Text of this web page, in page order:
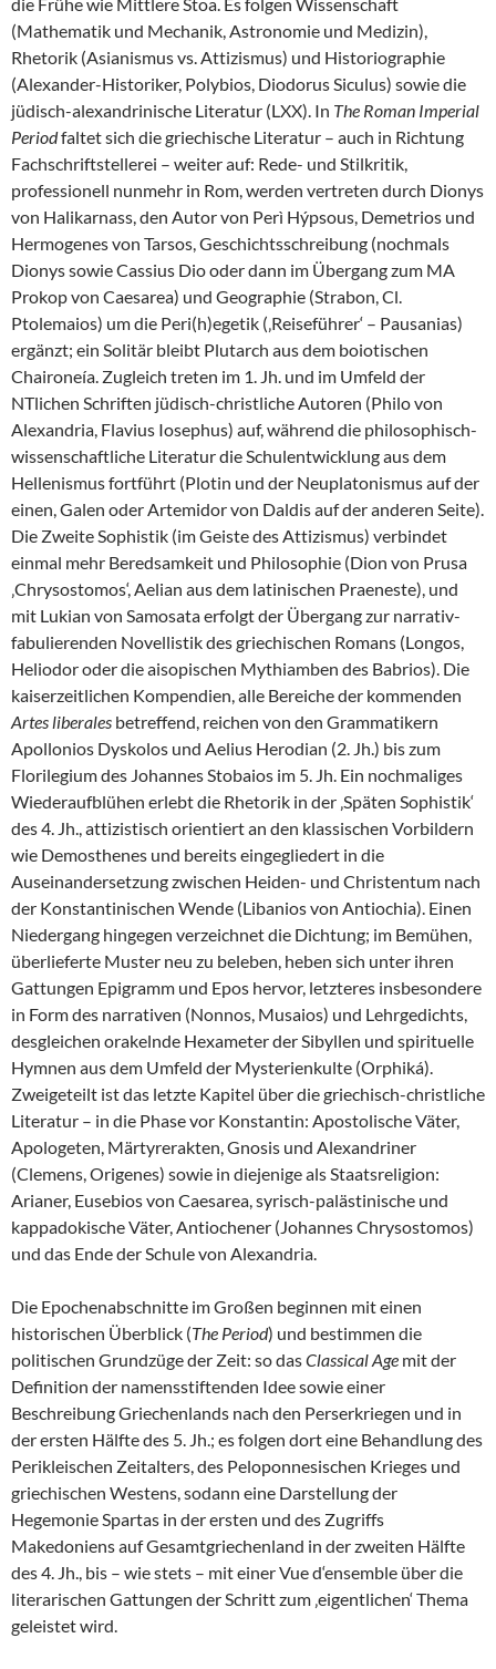
(Mathematik und Mechanik, Astronomie und Medizin),
Rhetorik (Asianismus vs. Attizismus) und Historiographie
(Alexander-Historiker, Polybios, Diodorus Siculus) sowie die
jüdisch-alexandrinische Literatur (LXX). In The Roman Imperial
Periodfaltet sich die griechische Literatur – auch in Richtung
Fachschriftstellerei – weiter auf: Rede- und Stilkritik,
professionell nunmehr in Rom, werden vertreten durch Dionys
von Halikarnass, den Autor von Perì Hýpsous, Demetrios und
Hermogenes von Tarsos, Geschichtsschreibung (nochmals
Dionys sowie Cassius Dio oder dann im Übergang zum MA
Prokop von Caesarea) und Geographie (Strabon, Cl.
Ptolemaios) um die Peri(h)egetik (‚Reiseführer‘ – Pausanias)
ergänzt; ein Solitär bleibt Plutarch aus dem boiotischen
Chaironeía. Zugleich treten im 1. Jh. und im Umfeld der
NTlichen Schriften jüdisch-christliche Autoren (Philo von
Alexandria, Flavius Iosephus) auf, während die philosophisch-
wissenschaftliche Literatur die Schulentwicklung aus dem
Hellenismus fortführt (Plotin und der Neuplatonismus auf der
einen, Galen oder Artemidor von Daldis auf der anderen Seite).
Die Zweite Sophistik (im Geiste des Attizismus) verbindet
einmal mehr Beredsamkeit und Philosophie (Dion von Prusa
‚Chrysostomos‘, Aelian aus dem latinischen Praeneste), und
mit Lukian von Samosata erfolgt der Übergang zur narrativ-
fabulierenden Novellistik des griechischen Romans (Longos,
Heliodor oder die aisopischen Mythiamben des Babrios). Die
kaiserzeitlichen Kompendien, alle Bereiche der kommenden
Artes liberales betreffend, reichen von den Grammatikern
Apollonios Dyskolos und Aelius Herodian (2. Jh.) bis zum
Florilegium des Johannes Stobaios im 5. Jh. Ein nochmaliges
Wiederaufblühen erlebt die Rhetorik in der ‚Späten Sophistik‘
des 4. Jh., attizistisch orientiert an den klassischen Vorbildern
wie Demosthenes und bereits eingegliedert in die
Auseinandersetzung zwischen Heiden- und Christentum nach
der Konstantinischen Wende (Libanios von Antiochia). Einen
Niedergang hingegen verzeichnet die Dichtung; im Bemühen,
überlieferte Muster neu zu beleben, heben sich unter ihren
Gattungen Epigramm und Epos hervor, letzteres insbesondere
in Form des narrativen (Nonnos, Musaios) und Lehrgedichts,
desgleichen orakelnde Hexameter der Sibyllen und spirituelle
Hymnen aus dem Umfeld der Mysterienkulte (Orphiká).
Zweigeteilt ist das letzte Kapitel über die griechisch-christliche
Literatur – in die Phase vor Konstantin: Apostolische Väter,
Apologeten, Märtyrerakten, Gnosis und Alexandriner
(Clemens, Origenes) sowie in diejenige als Staatsreligion:
Arianer, Eusebios von Caesarea, syrisch-palästinische und
kappadokische Väter, Antiochener (Johannes Chrysostomos)
und das Ende der Schule von Alexandria.
Die Epochenabschnitte im Großen beginnen mit einen
historischen Überblick (The Period) und bestimmen die
politischen Grundzüge der Zeit: so dasClassical Age mit der
Definition der namensstiftenden Idee sowie einer
Beschreibung Griechenlands nach den Perserkriegen und in
der ersten Hälfte des 5. Jh.; es folgen dort eine Behandlung des
Perikleischen Zeitalters, des Peloponnesischen Krieges und
griechischen Westens, sodann eine Darstellung der
Hegemonie Spartas in der ersten und des Zugriffs
Makedoniens auf Gesamtgriechenland in der zweiten Hälfte
des 4. Jh., bis – wie stets – mit einer Vue d‘ensemble über die
literarischen Gattungen der Schritt zum ‚eigentlichen‘ Thema
geleistet wird.